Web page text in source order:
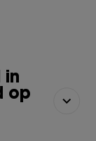
in
op